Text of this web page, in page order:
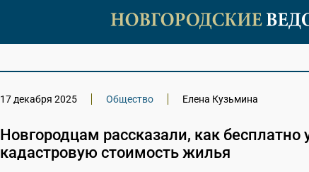
17 декабря 2025 Общество Елена Кузьмина
Новгородцам рассказали, как бесплатно
кадастровую стоимость жилья